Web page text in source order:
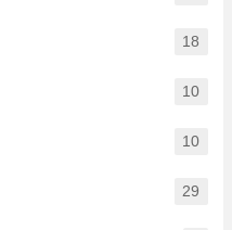
18
10
10
29